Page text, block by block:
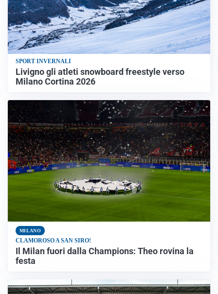
SPORT INVERNALI
Livigno gli atleti snowboard freestyle verso
Milano Cortina 2026
MILANO
CLAMOROSO A SAN SIRO!
Il Milan fuori dalla Champions: Theo rovina la
festa